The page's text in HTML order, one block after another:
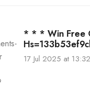
* * * Win Free
17 Jul 2025 at